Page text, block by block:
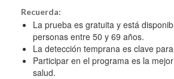
Recuerda:
La prueba es gratuita y está
personas entre 50 y 69 años.
La detección temprana es clave
Participar en el programa es la
salud.